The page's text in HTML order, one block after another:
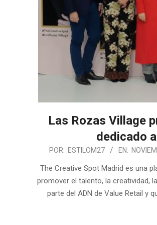
Las Rozas Village
dedicado
POR: ESTILOM27 EN:
The Creative Spot Madrid es una
promover el talento, la creatividad,
parte del ADN de Value Retail y